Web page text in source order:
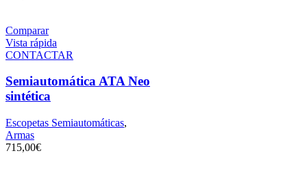
Comparar
Vista rápida
CONTACTAR
Semiautomática ATA Neo
sintética
Escopetas Semiautomáticas,
Armas
715,00€